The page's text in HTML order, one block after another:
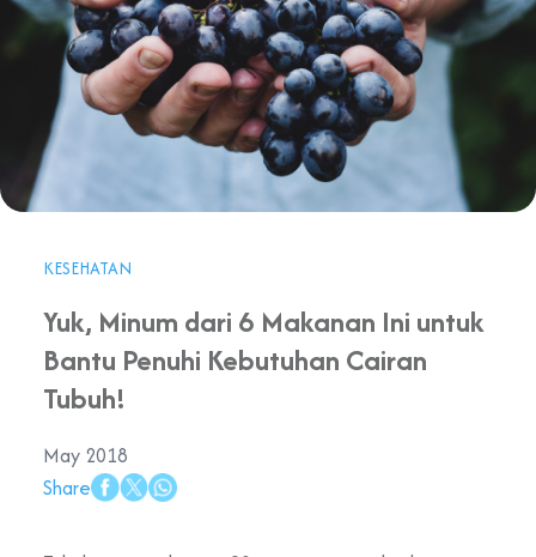
KESEHATAN
Yuk, Minum dari 6 Makanan Ini untuk
Bantu Penuhi Kebutuhan Cairan
Tubuh!
May 2018
Share